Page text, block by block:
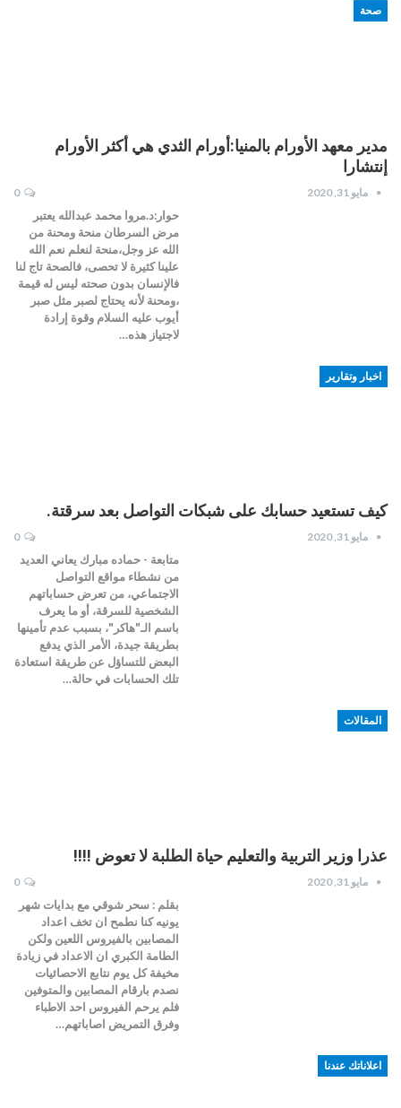
صحة
مدير معهد الأورام بالمنيا:أورام الثدي هي أكثر الأورام
إنتشارا
مايو 31, 2020 0
حوار:د.مروا محمد عبدالله يعتبر
مرض السرطان منحة ومحنة من
الله عز وجل،منحة لنعلم نعم الله
علينا كثيرة لا تحصى، فالصحة تاج لنا
فالإنسان بدون صحته ليس له قيمة
،ومحنة لأنه يحتاج لصبر مثل صبر
أيوب عليه السلام وقوة إرادة
لاجتياز هذه…
اخبار وتقارير
كيف تستعيد حسابك على شبكات التواصل بعد سرقتة.
مايو 31, 2020 0
متابعة - حماده مبارك يعاني العديد
من نشطاء مواقع التواصل
الاجتماعي، من تعرض حساباتهم
الشخصية للسرقة، أو ما يعرف
باسم الـ"هاكر"، بسبب عدم تأمينها
بطريقة جيدة، الأمر الذي يدفع
البعض للتساؤل عن طريقة استعادة
تلك الحسابات في حالة…
المقالات
عذرا وزير التربية والتعليم حياة الطلبة لا تعوض !!!!
مايو 31, 2020 0
بقلم : سحر شوقي مع بدايات شهر
يونيه كنا نطمح ان تخف اعداد
المصابين بالفيروس اللعين ولكن
الطامة الكبري ان الاعداد في زيادة
مخيفة كل يوم نتابع الاحصائيات
نصدم بارقام المصابين والمتوفين
فلم يرحم الفيروس احد الاطباء
وفرق التمريض اصاباتهم…
اعلاناتك عندنا